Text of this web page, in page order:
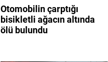
Otomobilin çarptığı
bisikletli ağacın altında
ölü bulundu